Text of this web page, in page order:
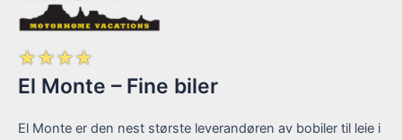
☆☆☆☆
El Monte – Fine biler
El Monte er den nest største leverandøren av bobiler til leie i